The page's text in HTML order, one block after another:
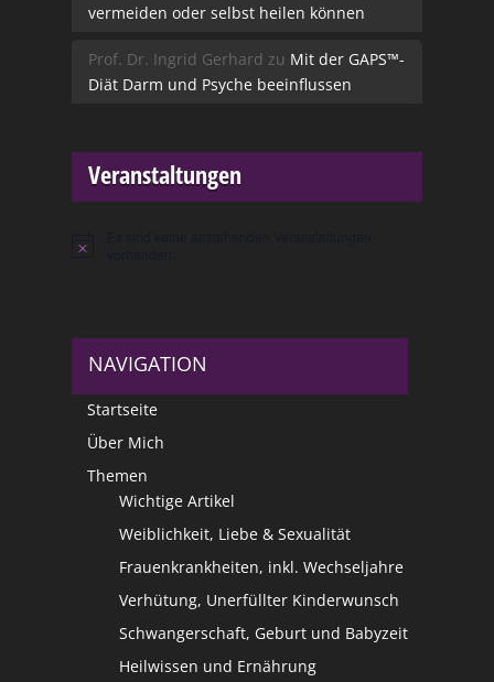
vermeiden oder selbst heilen können
Prof. Dr. Ingrid Gerhard zu Mit der GAPS™-
Diät Darm und Psyche beeinflussen
Veranstaltungen
Hinweis
NAVIGATION
Startseite
Über Mich
Themen
Wichtige Artikel
Weiblichkeit, Liebe & Sexualität
Frauenkrankheiten, inkl. Wechseljahre
Verhütung, Unerfüllter Kinderwunsch
Schwangerschaft, Geburt und Babyzeit
Heilwissen und Ernährung